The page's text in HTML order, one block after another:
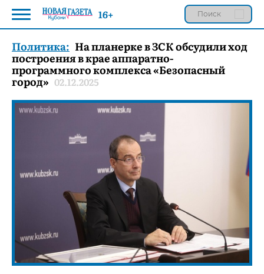
Политика: На планерке в ЗСК обсудили ход
построения в крае аппаратно-
программного комплекса «Безопасный
город» 02.12.2025
16+